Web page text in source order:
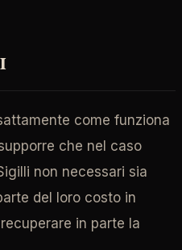
come funziona
che nel caso
non necessari sia
del loro costo in
in parte la